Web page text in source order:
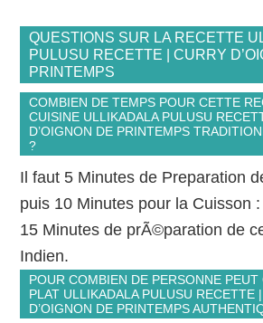
QUESTIONS SUR LA RECETTE
PULUSU RECETTE | CURRY
PRINTEMPS
COMBIEN DE TEMPS POUR CETTE
CUISINE ULLIKADALA PULUSU
D’OIGNON DE PRINTEMPS
?
Il faut 5 Minutes de Preparation
puis 10 Minutes pour la Cuisson
15 Minutes de prÃ©paration de
Indien.
POUR COMBIEN DE PERSONNE
PLAT ULLIKADALA PULUSU RECETTE
D’OIGNON DE PRINTEMPS